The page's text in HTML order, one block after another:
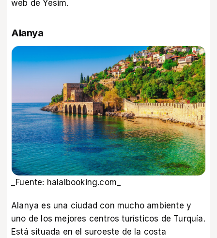
web de Yesim.
Alanya
_Fuente: halalbooking.com_
Alanya es una ciudad con mucho ambiente y
uno de los mejores centros turísticos de Turquía.
Está situada en el suroeste de la costa